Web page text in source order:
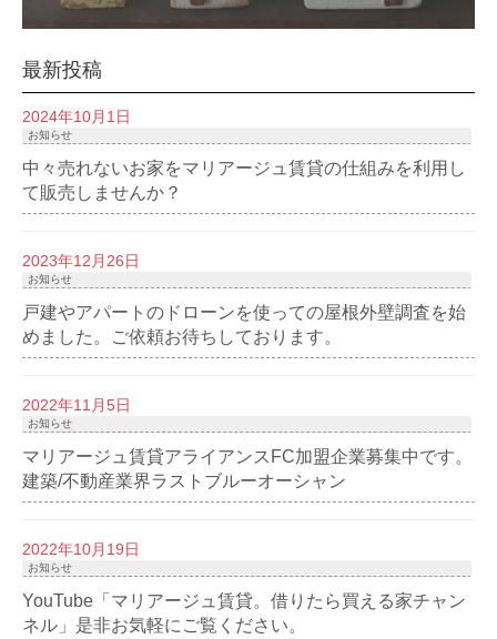
最新投稿
2024年10月1日
お知らせ
中々売れないお家をマリアージュ賃貸の仕組みを利用し
て販売しませんか？
2023年12月26日
お知らせ
戸建やアパートのドローンを使っての屋根外壁調査を始
めました。ご依頼お待ちしております。
2022年11月5日
お知らせ
マリアージュ賃貸アライアンスFC加盟企業募集中です。
建築/不動産業界ラストブルーオーシャン
2022年10月19日
お知らせ
YouTube「マリアージュ賃貸。借りたら買える家チャン
ネル」是非お気軽にご覧ください。